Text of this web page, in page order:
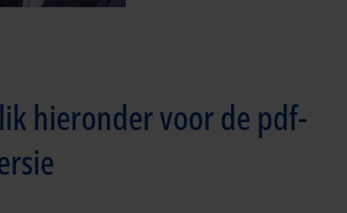
hieronder voor de pdf-